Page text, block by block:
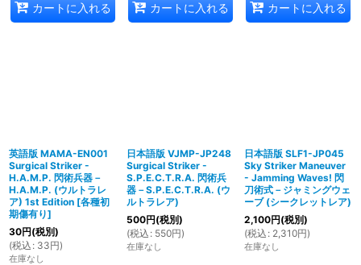
カートに入れる カートに入れる カートに入れる
英語版 MAMA-EN001
Surgical Striker -
H.A.M.P. 閃術兵器－
H.A.M.P. (ウルトラレ
ア) 1st Edition [各種初
期傷有り]
30円(税別)
(税込 : 33円)
在庫なし
日本語版 VJMP-JP248
Surgical Striker -
S.P.E.C.T.R.A. 閃術兵
器－S.P.E.C.T.R.A. (ウ
ルトラレア)
500円(税別)
(税込 : 550円)
在庫なし
日本語版 SLF1-JP045
Sky Striker Maneuver
- Jamming Waves! 閃
刀術式－ジャミングウェ
ーブ (シークレットレア)
2,100円(税別)
(税込 : 2,310円)
在庫なし